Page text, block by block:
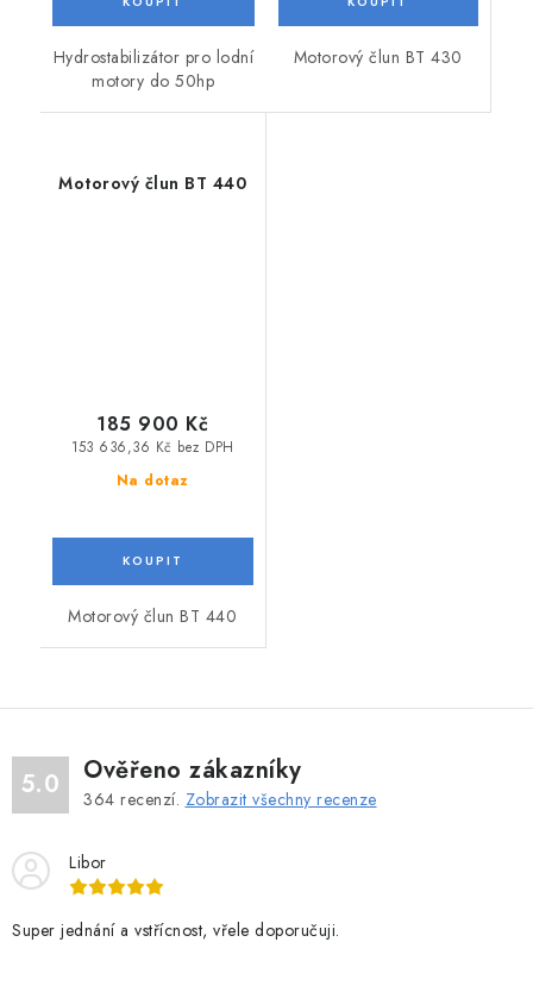
Hydrostabilizátor pro lodní
motory do 50hp
Motorový člun BT 430
Motorový člun BT 440
Na dotaz
153 636,36 Kč bez DPH
185 900 Kč
Motorový člun BT 440
5.0 Ověřeno zákazníky
364 recenzí. Zobrazit všechny recenze
Libor
Super jednání a vstřícnost, vřele doporučuji.